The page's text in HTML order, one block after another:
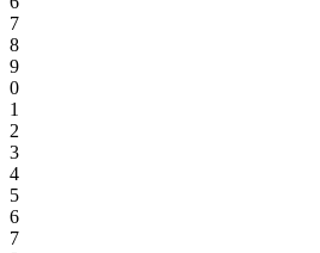
7
8
9
0
1
2
3
4
5
6
7